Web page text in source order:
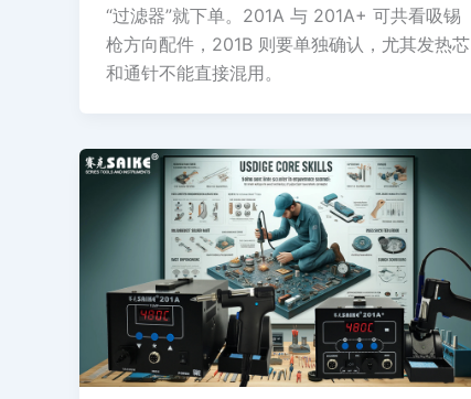
“过滤器”就下单。201A 与 201A+ 可共看吸锡
枪方向配件，201B 则要单独确认，尤其发热芯
和通针不能直接混用。